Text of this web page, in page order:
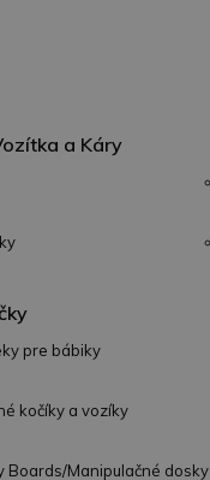
a Káry
pre bábiky
kočíky a vozíky
Boards/Manipulačné dosky